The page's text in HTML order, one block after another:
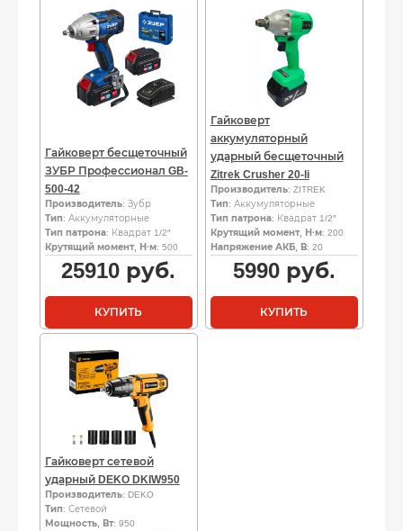
Гайковерт бесщеточный
ЗУБР Профессионал GB-
500-42
Производитель: Зубр
Тип: Аккумуляторные
Тип патрона: Квадрат 1/2″
Крутящий момент, Н·м: 500
25910 руб.
КУПИТЬ
Гайковерт
аккумуляторный
ударный бесщеточный
Zitrek Crusher 20-li
Производитель: ZITREK
Тип: Аккумуляторные
Тип патрона: Квадрат 1/2″
Крутящий момент, Н·м: 200
Напряжение АКБ, В: 20
5990руб.
КУПИТЬ
Гайковерт сетевой
ударный DEKO DKIW950
Производитель: DEKO
Тип: Сетевой
Мощность, Вт: 950